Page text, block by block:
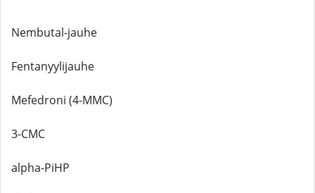
Nembutal-jauhe
Fentanyylijauhe
Mefedroni (4-MMC)
3-CMC
alpha-PiHP